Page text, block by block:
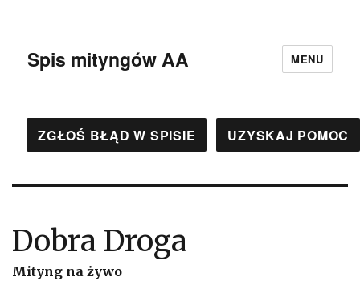
Spis mityngów AA MENU
ZGŁOŚ BŁĄD W SPISIE UZYSKAJ POMOC
Dobra Droga
Mityng na żywo